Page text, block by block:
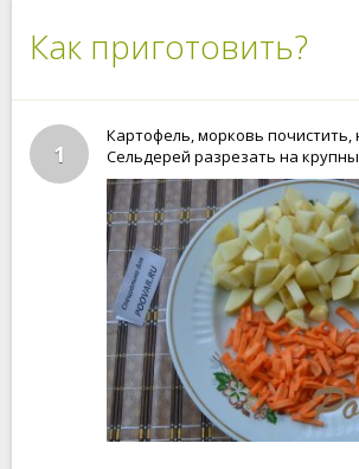
Как приготовить?
1
Картофель, морковь почистить,
Сельдерей разрезать на